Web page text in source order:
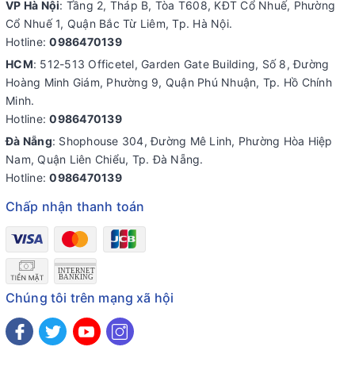
VP Hà Nội: Tầng 2, Tháp B, Tòa T608, KĐT Cổ Nhuế, Phường
Cổ Nhuế 1, Quận Bắc Từ Liêm, Tp. Hà Nội.
Hotline:0986470139
HCM: 512-513 Officetel, Garden Gate Building, Số 8, Đường
Hoàng Minh Giám, Phường 9, Quận Phú Nhuận, Tp. Hồ Chính
Minh.
Hotline:0986470139
Đà Nẵng: Shophouse 304, Đường Mê Linh, Phường Hòa Hiệp
Nam, Quận Liên Chiểu, Tp. Đà Nẵng.
Hotline:0986470139
Chấp nhận thanh toán
Chúng tôi trên mạng xã hội